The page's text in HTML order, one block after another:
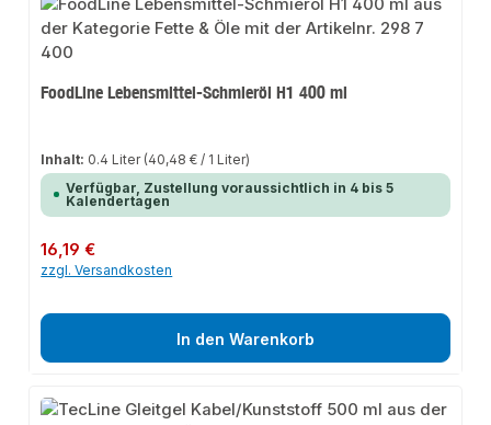
FoodLine Lebensmittel-Schmieröl H1 400 ml
Inhalt: 0.4 Liter (40,48 € / 1 Liter)
Verfügbar, Zustellung voraussichtlich in 4 bis 5
Kalendertagen
Regulärer Preis:
16,19 €
zzgl. Versandkosten
In den Warenkorb